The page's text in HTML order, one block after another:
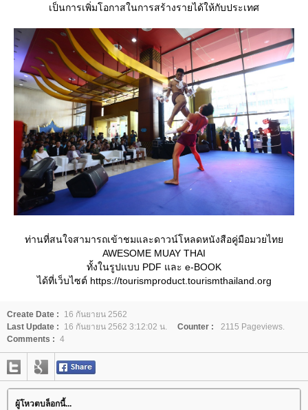
เป็นการเพิ่มโอกาสในการสร้างรายได้ให้กับประเทศ
ท่านที่สนใจสามารถเข้าชมและดาวน์โหลดหนังสือคู่มือมวยไท
AWESOME MUAY THAI
ทั้งในรูปแบบ PDF และ e-BOOK
ได้ที่เว็บไซต์ https://tourismproduct.tourismthailand.org
Create Date :
16 กันยายน 2562
Last Update :
16 กันยายน 2562 3:12:02 น. Counter :
2115 Pageviews.
Comments : 4
ผู้โหวตบล็อกนี้...